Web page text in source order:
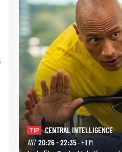
TIP
CENTRAL INTELLIGENCE
NU 20:26 - 22:35· FILM